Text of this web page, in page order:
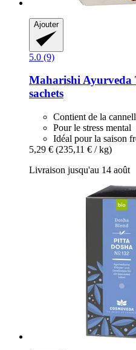
Ajouter
5.0 (9)
Maharishi Ayurveda
sachets
Contient de la
Pour le stress mental
Idéal pour la saison
5,29 € (235,11 € / kg)
Livraison jusqu'au 14 août